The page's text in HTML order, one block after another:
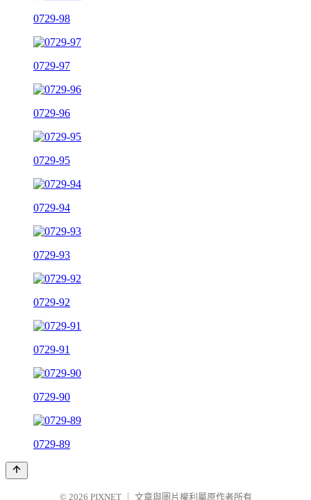
0729-98
0729-97
0729-96
0729-95
0729-94
0729-93
0729-92
0729-91
0729-90
0729-89
© 2026 PIXNET 文章與圖片權利屬原作者所有